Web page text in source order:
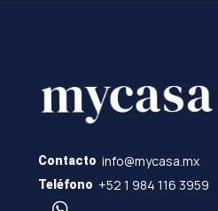
Contacto info@mycasa.mx
Teléfono +52 1 984 116 3959